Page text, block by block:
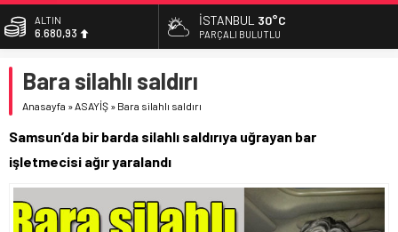
YÖNETİCİ SEÇERKEN YAPILAN EN BÜYÜK HATALAR
GERİ SAYIM BAŞLADI
SAMSUN’DA DENİZ FACİASI!
ALTIN
6.680,93
13.795,57
DOLAR
55,2097
İSTANBUL 30°C
PARÇALI BULUTLU
Bara silahlı saldırı
Anasayfa »ASAYİŞ » Bara silahlı saldırı
Samsun’da bir barda silahlı saldırıya uğrayan bar
işletmecisi ağır yaralandı